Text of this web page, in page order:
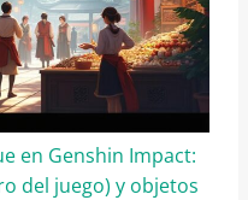
en Genshin Impact:
del juego) y objetos